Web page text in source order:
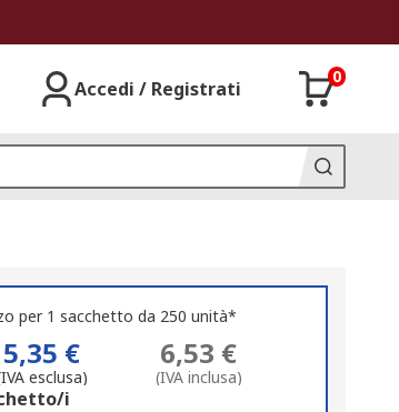
Accedi / Registrati
0
per 1 sacchetto da 250 unità*
5,35 €
esclusa)
6,53 €
(IVA inclusa)
i